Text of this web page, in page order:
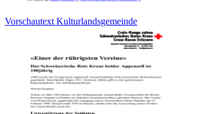
Vorschautext Kulturlandsgemeinde